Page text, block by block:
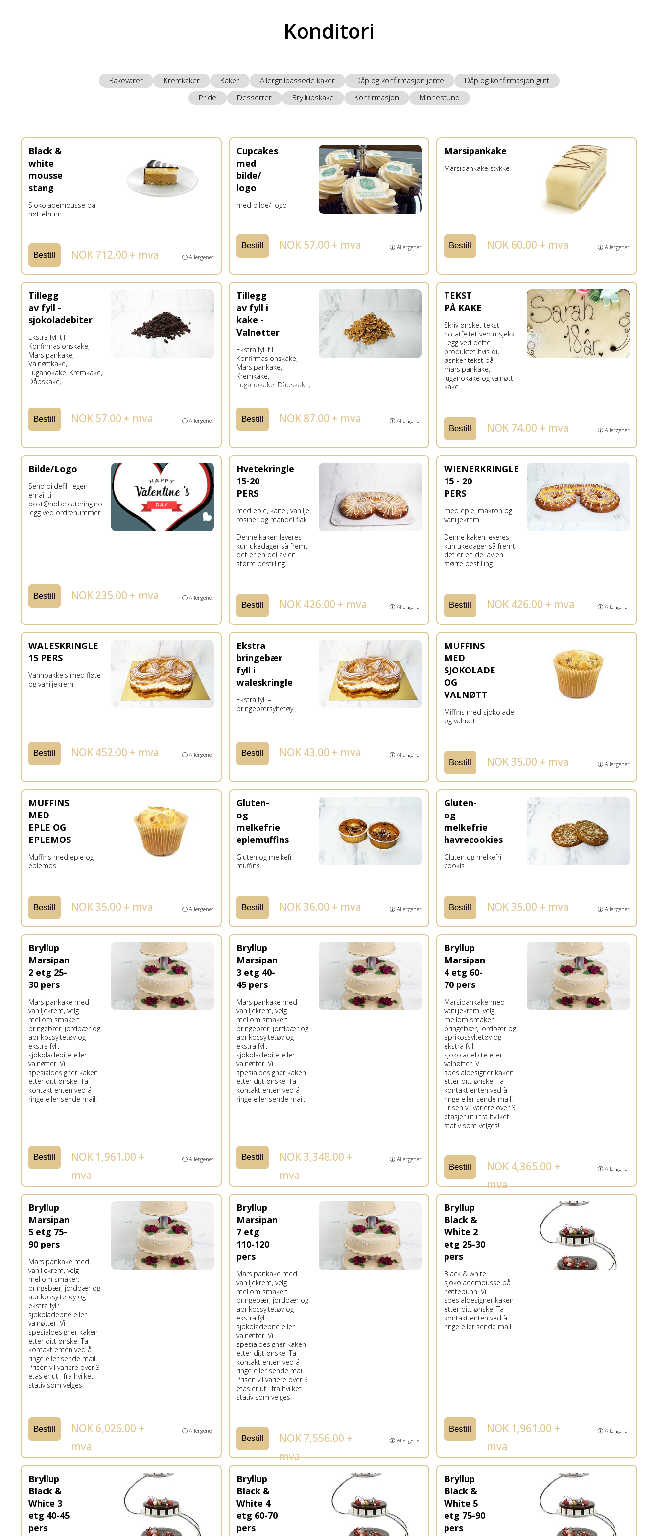
Konditori
Bakevarer Kremkaker Kaker Allergitilpassede kaker Dåp og konfirmasjon jente
Dåp og konfirmasjon gutt
Pride
Desserter Bryllupskake Konfirmasjon Minnestund
Black &
white
mousse
stang
Sjokolademousse på
nøttebunn
Bestill NOK 712.00 + mva ⓘ Allergener
Cupcakes
med
bilde/
logo
med bilde/ logo
Bestill NOK 57.00 + mva ⓘ Allergener
Marsipankake
Marsipankake stykke
Bestill NOK 60.00 + mva ⓘ Allergener
Tillegg
av fyll -
sjokoladebiter
Ekstra fyll til
Konfirmasjonskake,
Marsipankake,
Valnøttkake,
Luganokake, Kremkake,
Dåpskake,
Bestill NOK 57.00 + mva ⓘ Allergener
Tillegg
av fyll i
kake -
Valnøtter
Ekstra fyll til
Konfirmasjonskake,
Marsipankake,
Kremkake,
Luganokake, Dåpskake,
Bestill NOK 87.00 + mva ⓘ Allergener
TEKST
PÅ KAKE
Skriv ønsket tekst i
notatfeltet ved utsjekk.
Legg ved dette
produktet hvis du
øsnker tekst på
marsipankake,
luganokake og valnøtt
kake
Bestill NOK 74.00 + mva ⓘ Allergener
Bilde/Logo
Send bildefil i egen
email til
post@nobelcatering.no
legg ved ordrenummer
Bestill NOK 235.00 + mva ⓘ Allergener
Hvetekringle
15-20
PERS
med eple, kanel, vanilje,
rosiner og mandel flak
Denne kaken leveres
kun ukedager så fremt
det er en del av en
større bestilling.
Bestill NOK 426.00 + mva ⓘ Allergener
WIENERKRINGLE
15 - 20
PERS
med eple, makron og
vaniljekrem.
Denne kaken leveres
kun ukedager så fremt
det er en del av en
større bestilling.
Bestill NOK 426.00 + mva ⓘ Allergener
WALESKRINGLE
15 PERS
Vannbakkels med fløte-
og vaniljekrem
Bestill NOK 452.00 + mva ⓘ Allergener
Ekstra
bringebær
fyll i
waleskringle
Ekstra fyll –
bringebærsyltetøy
Bestill NOK 43.00 + mva ⓘ Allergener
MUFFINS
MED
SJOKOLADE
OG
VALNØTT
Miffins med sjokolade
og valnøtt
Bestill NOK 35.00 + mva ⓘ Allergener
MUFFINS
MED
EPLE OG
EPLEMOS
Muffins med eple og
eplemos
Bestill NOK 35.00 + mva ⓘ Allergener
Gluten-
og
melkefrie
eplemuffins
Gluten og melkefri
muffins
Bestill NOK 36.00 + mva ⓘ Allergener
Gluten-
og
melkefrie
havrecookies
Gluten og melkefri
cookis
Bestill NOK 35.00 + mva ⓘ Allergener
Bryllup
Marsipan
2 etg 25-
30 pers
Marsipankake med
vaniljekrem, velg
mellom smaker:
bringebær, jordbær og
aprikossyltetøy og
ekstra fyll:
sjokoladebite eller
valnøtter. Vi
spesialdesigner kaken
etter ditt ønske. Ta
kontakt enten ved å
ringe eller sende mail.
Bestill
NOK 1,961.00 +
mva
ⓘ Allergener
Bryllup
Marsipan
3 etg 40-
45 pers
Marsipankake med
vaniljekrem, velg
mellom smaker:
bringebær, jordbær og
aprikossyltetøy og
ekstra fyll:
sjokoladebite eller
valnøtter. Vi
spesialdesigner kaken
etter ditt ønske. Ta
kontakt enten ved å
ringe eller sende mail.
Bestill
NOK 3,348.00 +
mva
ⓘ Allergener
Bryllup
Marsipan
4 etg 60-
70 pers
Marsipankake med
vaniljekrem, velg
mellom smaker:
bringebær, jordbær og
aprikossyltetøy og
ekstra fyll:
sjokoladebite eller
valnøtter. Vi
spesialdesigner kaken
etter ditt ønske. Ta
kontakt enten ved å
ringe eller sende mail.
Prisen vil variere over 3
etasjer ut i fra hvilket
stativ som velges!
Bestill
NOK 4,365.00 +
mva
ⓘ Allergener
Bryllup
Marsipan
5 etg 75-
90 pers
Marsipankake med
vaniljekrem, velg
mellom smaker:
bringebær, jordbær og
aprikossyltetøy og
ekstra fyll:
sjokoladebite eller
valnøtter. Vi
spesialdesigner kaken
etter ditt ønske. Ta
kontakt enten ved å
ringe eller sende mail.
Prisen vil variere over 3
etasjer ut i fra hvilket
stativ som velges!
Bestill
NOK 6,026.00 +
mva
ⓘ Allergener
Bryllup
Marsipan
7 etg
110-120
pers
Marsipankake med
vaniljekrem, velg
mellom smaker:
bringebær, jordbær og
aprikossyltetøy og
ekstra fyll:
sjokoladebite eller
valnøtter. Vi
spesialdesigner kaken
etter ditt ønske. Ta
kontakt enten ved å
ringe eller sende mail.
Prisen vil variere over 3
etasjer ut i fra hvilket
stativ som velges!
Bestill
NOK 7,556.00 +
mva
ⓘ Allergener
Bryllup
Black &
White 2
etg 25-30
pers
Black & white
sjokolademousse på
nøttebunn. Vi
spesialdesigner kaken
etter ditt ønske. Ta
kontakt enten ved å
ringe eller sende mail.
Bestill
NOK 1,961.00 +
mva
ⓘ Allergener
Bryllup
Black &
White 3
etg 40-45
pers
Bryllup
Black &
White 4
etg 60-70
pers
Bryllup
Black &
White 5
etg 75-90
pers